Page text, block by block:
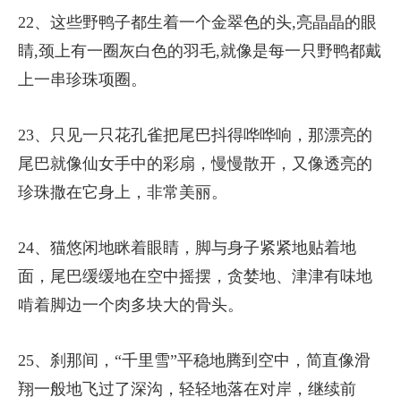
22、这些野鸭子都生着一个金翠色的头,亮晶晶的眼
睛,颈上有一圈灰白色的羽毛,就像是每一只野鸭都戴
上一串珍珠项圈。
23、只见一只花孔雀把尾巴抖得哗哗响，那漂亮的
尾巴就像仙女手中的彩扇，慢慢散开，又像透亮的
珍珠撒在它身上，非常美丽。
24、猫悠闲地眯着眼睛，脚与身子紧紧地贴着地
面，尾巴缓缓地在空中摇摆，贪婪地、津津有味地
啃着脚边一个肉多块大的骨头。
25、刹那间，“千里雪”平稳地腾到空中，简直像滑
翔一般地飞过了深沟，轻轻地落在对岸，继续前